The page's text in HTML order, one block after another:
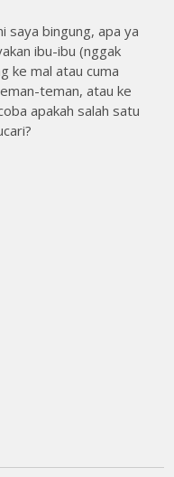
saya bingung, apa ya
ibu-ibu (nggak
ke mal atau cuma
teman, atau ke
apakah salah satu